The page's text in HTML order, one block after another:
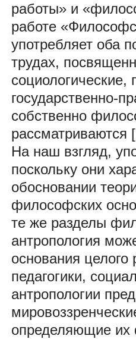
работы» и
работе
употребляет оба
трудах,
социологические,
государственно-
собственно
рассматриваются
На наш взгляд,
поскольку они
обосновании
философских
те же разделы
антропология
основания целого
педагогики,
антропологии
определяющие их